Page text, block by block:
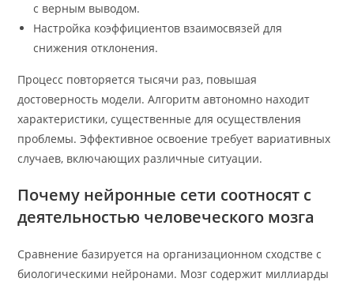
с верным выводом.
Настройка коэффициентов взаимосвязей для
снижения отклонения.
Процесс повторяется тысячи раз, повышая
достоверность модели. Алгоритм автономно находит
характеристики, существенные для осуществления
проблемы. Эффективное освоение требует вариативных
случаев, включающих различные ситуации.
Почему нейронные сети соотносят с
деятельностью человеческого мозга
Сравнение базируется на организационном сходстве с
биологическими нейронами. Мозг содержит миллиарды